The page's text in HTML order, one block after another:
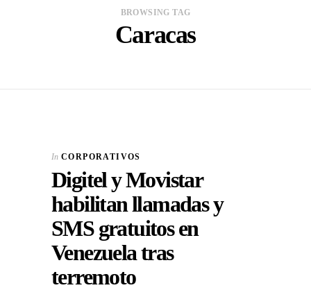
BROWSING TAG
Caracas
In CORPORATIVOS
Digitel y Movistar
habilitan llamadas y
SMS gratuitos en
Venezuela tras
terremoto